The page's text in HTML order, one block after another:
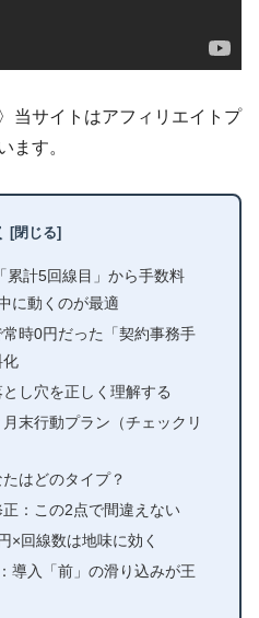
当サイトはアフィリエイトプ
ます。
累計5回線目」から手数料
に動くのが最適
時0円だった「契約事務手
化
し穴を正しく理解する
末行動プラン（チェックリ
はどのタイプ？
正：この2点で間違えない
×回線数は地味に効く
導入「前」の滑り込みが王